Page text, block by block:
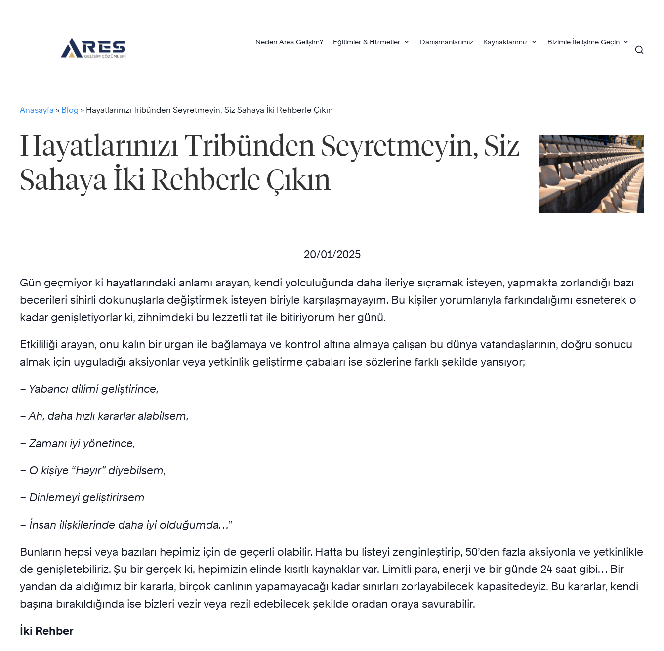
Neden Ares Gelişim? Eğitimler & Hizmetler Danışmanlarımız Kaynaklarımız Bizimle İletişime Geçin
Anasayfa » Blog » Hayatlarınızı Tribünden Seyretmeyin, Siz Sahaya İki Rehberle Çıkın
Hayatlarınızı Tribünden Seyretmeyin, Siz
Sahaya İki Rehberle Çıkın
20/01/2025
Gün geçmiyor ki hayatlarındaki anlamı arayan, kendi yolculuğunda daha ileriye sıçramak isteyen, yapmakta zorlandığı bazı
becerileri sihirli dokunuşlarla değiştirmek isteyen biriyle karşılaşmayayım. Bu kişiler yorumlarıyla farkındalığımı esneterek o
kadar genişletiyorlar ki, zihnimdeki bu lezzetli tat ile bitiriyorum her günü.
Etkililiği arayan, onu kalın bir urgan ile bağlamaya ve kontrol altına almaya çalışan bu dünya vatandaşlarının, doğru sonucu
almak için uyguladığı aksiyonlar veya yetkinlik geliştirme çabaları ise sözlerine farklı şekilde yansıyor;
– Yabancı dilimi geliştirince,
– Ah, daha hızlı kararlar alabilsem,
– Zamanı iyi yönetince,
– O kişiye “Hayır” diyebilsem,
– Dinlemeyi geliştirirsem
– İnsan ilişkilerinde daha iyi olduğumda…”
Bunların hepsi veya bazıları hepimiz için de geçerli olabilir. Hatta bu listeyi zenginleştirip, 50’den fazla aksiyonla ve yetkinlikle
de genişletebiliriz. Şu bir gerçek ki, hepimizin elinde kısıtlı kaynaklar var. Limitli para, enerji ve bir günde 24 saat gibi… Bir
yandan da aldığımız bir kararla, birçok canlının yapamayacağı kadar sınırları zorlayabilecek kapasitedeyiz. Bu kararlar, kendi
başına bırakıldığında ise bizleri vezir veya rezil edebilecek şekilde oradan oraya savurabilir.
İki Rehber